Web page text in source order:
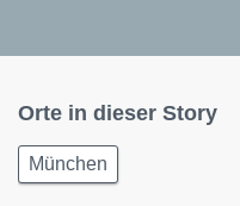
Orte in dieser Story
München